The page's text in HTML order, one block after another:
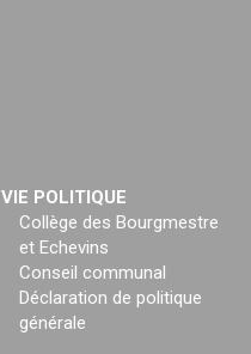
VIE POLITIQUE
Collège des Bourgmestre
et Echevins
Conseil communal
Déclaration de politique
générale